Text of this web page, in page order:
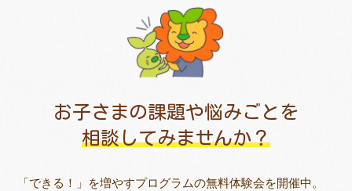
お子さまの課題や悩みごとを
相談してみませんか？
「できる！」を増やすプログラムの無料体験会を開催中。